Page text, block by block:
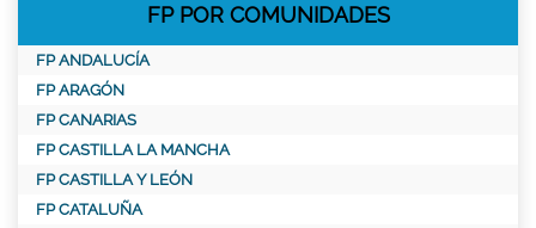
FP POR COMUNIDADES
FP ANDALUCÍA
FP ARAGÓN
FP CANARIAS
FP CASTILLA LA MANCHA
FP CASTILLA Y LEÓN
FP CATALUÑA